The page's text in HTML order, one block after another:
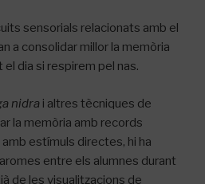
sensorials relacionats amb el
a consolidar millor la memòria
dia si respirem pel nas.
nidra i altres tècniques de
la memòria amb records
estímuls directes, hi ha
entre els alumnes durant
de les visualitzacions de